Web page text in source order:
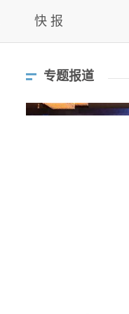
快 报
专题报道